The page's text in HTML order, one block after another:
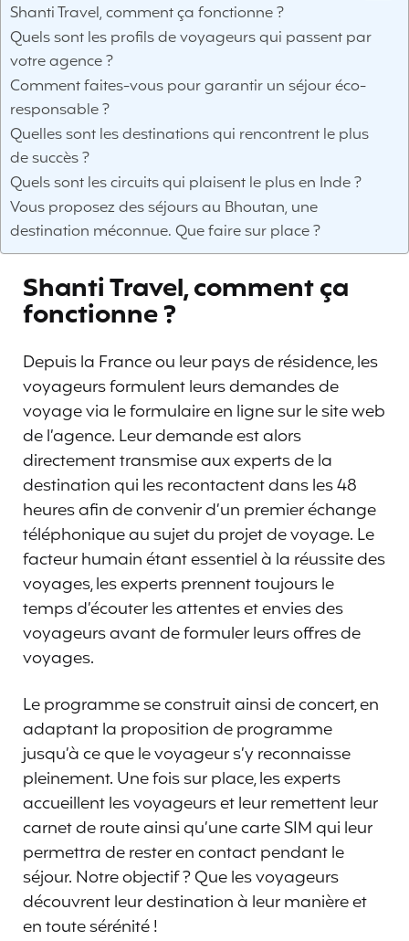
Shanti Travel, comment ça fonctionne ?
Quels sont les profils de voyageurs qui passent par
votre agence ?
Comment faites-vous pour garantir un séjour éco-
responsable ?
Quelles sont les destinations qui rencontrent le plus
de succès ?
Quels sont les circuits qui plaisent le plus en Inde ?
Vous proposez des séjours au Bhoutan, une
destination méconnue. Que faire sur place ?
Shanti Travel, comment ça
fonctionne ?
Depuis la France ou leur pays de résidence, les
voyageurs formulent leurs demandes de
voyage via le formulaire en ligne sur le site web
de l’agence. Leur demande est alors
directement transmise aux experts de la
destination qui les recontactent dans les 48
heures afin de convenir d’un premier échange
téléphonique au sujet du projet de voyage. Le
facteur humain étant essentiel à la réussite des
voyages, les experts prennent toujours le
temps d’écouter les attentes et envies des
voyageurs avant de formuler leurs offres de
voyages.
Le programme se construit ainsi de concert, en
adaptant la proposition de programme
jusqu’à ce que le voyageur s’y reconnaisse
pleinement. Une fois sur place, les experts
accueillent les voyageurs et leur remettent leur
carnet de route ainsi qu’une carte SIM qui leur
permettra de rester en contact pendant le
séjour. Notre objectif ? Que les voyageurs
découvrent leur destination à leur manière et
en toute sérénité !